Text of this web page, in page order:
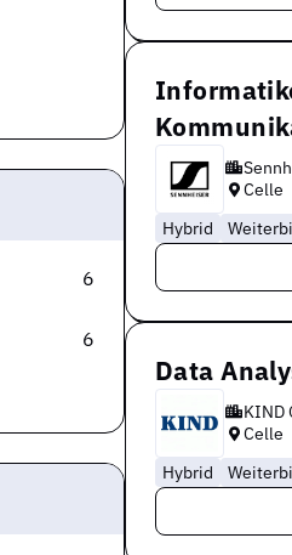
6
6
Celle
Hybrid
Data
KIND
Celle
Hybrid